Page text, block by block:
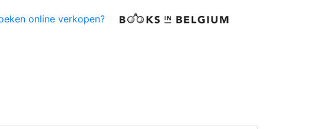
online verkopen?